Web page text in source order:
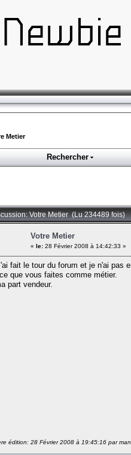
Metier
Rechercher
Votre Metier (Lu 234489 fois)
Votre Metier
« le: 28 Février 2008 à 14:42:33 »
fait le tour du forum et je n'ai pas
que vous faites comme métier.
part vendeur.
édition: 28 Février 2008 à 19:45:16 par